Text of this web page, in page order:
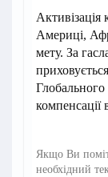
Активізація
Америці,
мету. За
компенсації
Якщо Ви
необхідний